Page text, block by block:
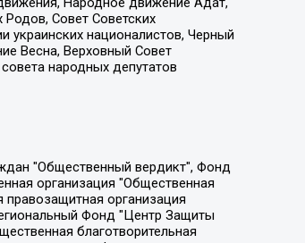
Совет Советских
националистов, Черный
Весна, Верховный Совет
народных депутатов
Алексеевич, Борухович Ирина Григорьевна, Дремин Иван Тимофеевич, Дубровский Дмитрий Викторович, Красноярская региональная общественная организация поддержки и развития альтернативных образовательных технологий и межкультурных коммуникаций "ИНТЕРРА", Маяковская Екатерина Алексеевна, Фейгин Марк Захарович, Филимонов Андрей Викторович, Дзугкоева Регина Николаевна, Доброхотов Роман Александрович, Дудь Юрий Александрович, Елкин Сергей Владимирович, Кругликов Кирилл Игоревич, Сабунаева Мария Леонидовна, Семенов Алексей Владимирович, Шаинян Карен Багратович, Шульман Екатерина Михайловна, Асафьев Артур Валерьевич, Вахштайн Виктор Семенович, Венедиктов Алексей Алексеевич, Лушникова Екатерина Евгеньевна, Волков Леонид Михайлович, Невзоров Александр Глебович, Пархоменко Сергей Борисович, Сироткин Ярослав Николаевич, Кара-Мурза Владимир Владимирович, Баранова Наталья Владимировна, Гозман Леонид Яковлевич, Кагарлицкий Борис Юльевич, Климарев Михаил Валерьевич, Милов Владимир Станиславович, Автономная некоммерческая организация Краснодарский центр современного искусства "Типография", Моргенштерн Алишер Тагирович, Соболь Любовь Эдуардовна, Общество с ограниченной ответственностью "ЛИЗА НОРМ", Каспаров Гарри Кимович, Ходорковский Михаил Борисович, Общество с ограниченной ответственностью "Апрельские тезисы", Данилович Ирина Брониславовна, Кашин Олег Владимирович, Петров Николай Владимирович, Пивоваров Алексей Владимирович, Соколов Михаил Владимирович, Цветкова Юлия Владимировна, Чичваркин Евгений Александрович, Комитет против пыток/Команда против пыток, Общество с ограниченной ответственностью "Первый научный", Общество с ограниченной ответственностью "Вертолет и ко", Белоцерковская Вероника Борисовна, Кац Максим Евгеньевич, Лазарева Татьяна Юрьевна, Шаведдинов Руслан Табризович, Яшин Илья Валерьевич, Общество с ограниченной ответственностью "Иноагент ААВ", Алешковский Дмитрий Петрович, Альбац Евгения Марковна, Быков Дмитрий Львович, Галямина Юлия Евгеньевна, Лойко Сергей Леонидович, Мартынов Кирилл Константинович, Медведев Сергей Александрович, Крашенинников Федор Геннадиевич, Гордеева Катерина Вл